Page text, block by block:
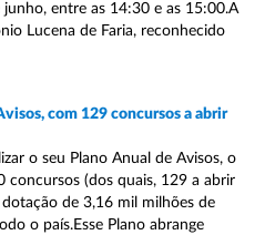
entre as 14:30 e as 15:00.A
Lucena de Faria, reconhecido
com 129 concursos a abrir
o seu Plano Anual de Avisos, o
concursos (dos quais, 129 a abrir
de 3,16 mil milhões de
o país.Esse Plano abrange